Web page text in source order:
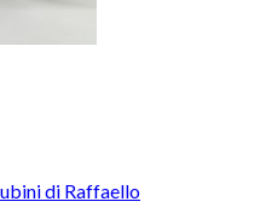
di Raffaello